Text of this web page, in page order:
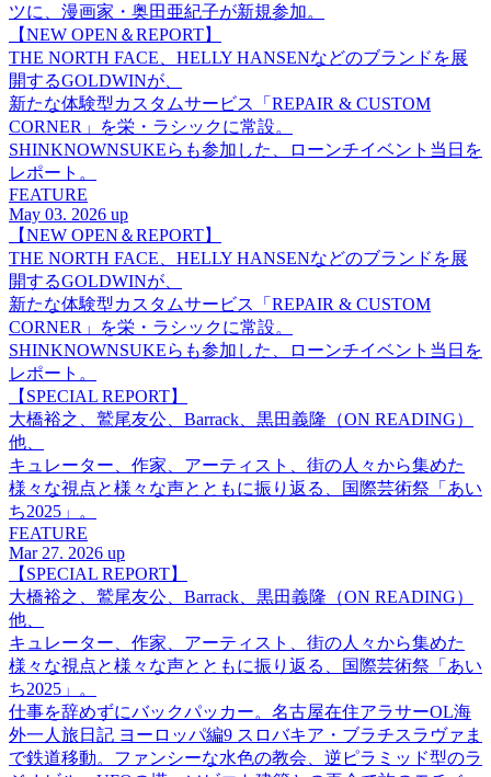
ツに、漫画家・奥田亜紀子が新規参加。
【NEW OPEN＆REPORT】
THE NORTH FACE、HELLY HANSENなどのブランドを展
開するGOLDWINが、
新たな体験型カスタムサービス「REPAIR & CUSTOM
CORNER」を栄・ラシックに常設。
SHINKNOWNSUKEらも参加した、ローンチイベント当日を
レポート。
FEATURE
May 03. 2026 up
【NEW OPEN＆REPORT】
THE NORTH FACE、HELLY HANSENなどのブランドを展
開するGOLDWINが、
新たな体験型カスタムサービス「REPAIR & CUSTOM
CORNER」を栄・ラシックに常設。
SHINKNOWNSUKEらも参加した、ローンチイベント当日を
レポート。
【SPECIAL REPORT】
大橋裕之、鷲尾友公、Barrack、黒田義隆（ON READING）
他、
キュレーター、作家、アーティスト、街の人々から集めた
様々な視点と様々な声とともに振り返る、国際芸術祭「あい
ち2025」。
FEATURE
Mar 27. 2026 up
【SPECIAL REPORT】
大橋裕之、鷲尾友公、Barrack、黒田義隆（ON READING）
他、
キュレーター、作家、アーティスト、街の人々から集めた
様々な視点と様々な声とともに振り返る、国際芸術祭「あい
ち2025」。
仕事を辞めずにバックパッカー。名古屋在住アラサーOL海
外一人旅日記 ヨーロッパ編9 スロバキア・ブラチスラヴァま
で鉄道移動。ファンシーな水色の教会、逆ピラミッド型のラ